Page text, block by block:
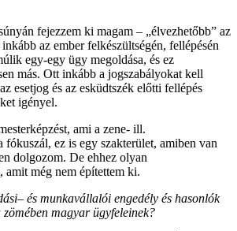
fejezzem ki magam – „élvezhetőbb” az
az ember felkészültségén, fellépésén
egy-egy ügy megoldása, és ez
más. Ott inkább a jogszabályokat kell
esetjog és az esküdtszék előtti fellépés
igényel.
ami a zene- ill.
fókuszál, ez is egy szakterület, amiben van
dolgozom. De ehhez olyan
amit még nem építettem ki.
és munkavállalói engedély és hasonlók
zömében magyar ügyfeleinek?